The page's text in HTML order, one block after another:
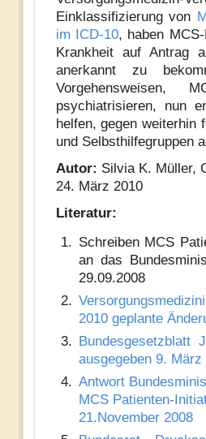
Einklassifizierung von
im ICD-10, haben
Krankheit auf Antrag
anerkannt zu
Vorgehensweisen,
psychiatrisieren, nun
helfen, gegen weiterhin
und Selbsthilfegruppen
Autor: Silvia K. Müller,
24. März 2010
Literatur:
Schreiben MCS
an das
29.09.2008
2010 geplante
Bundesgesetzblatt
ausgegeben 9. März
Antwort
MCS Patienten-
21.November 2008